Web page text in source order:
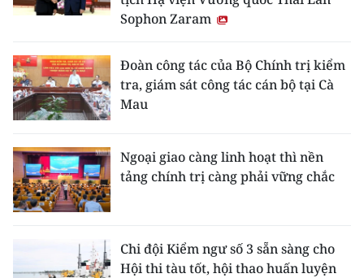
Sophon Zaram
Đoàn công tác của Bộ Chính trị kiểm
tra, giám sát công tác cán bộ tại Cà
Mau
Ngoại giao càng linh hoạt thì nền
tảng chính trị càng phải vững chắc
Chi đội Kiểm ngư số 3 sẵn sàng cho
Hội thi tàu tốt, hội thao huấn luyện